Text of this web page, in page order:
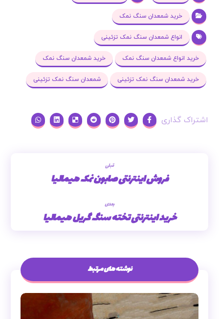
خرید شمعدان سنگ نمک
انواع شمعدان سنگ نمک تزئینی
خرید انواع شمعدان سنگ نمک خرید شمعدان سنگ نمک
خرید شمعدان سنگ نمک تزئینی شمعدان سنگ نمک تزئینی
قبلی
فروش اینترنتی صابون نمک هیمالیا
بعدی
خرید اینترنتی تخته سنگ گریل هیمالیا
نوشته های مرتبط